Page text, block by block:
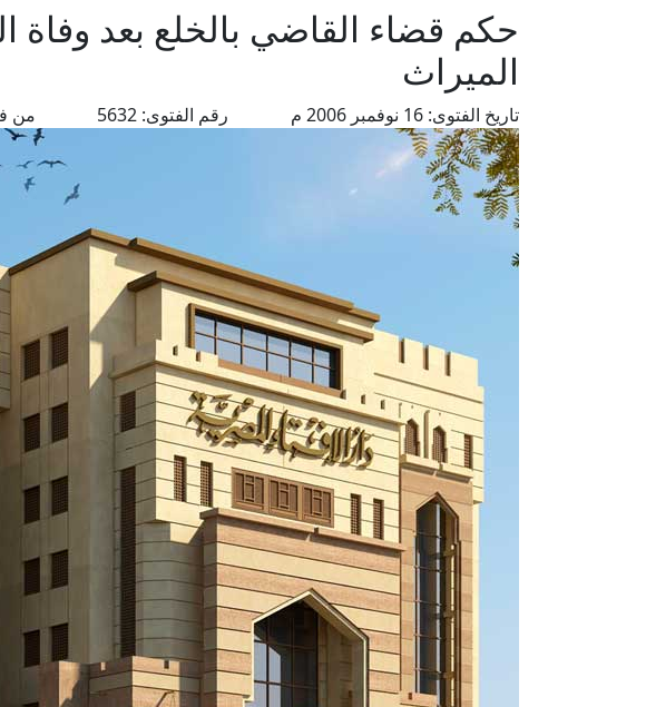
حكم قضاء القاضي بالخلع بعد وفاة
الميراث
تاريخ الفتوى: رقم الفتوى: من